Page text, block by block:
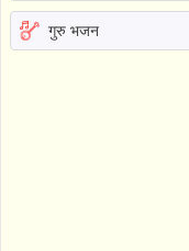
गुरु भजन